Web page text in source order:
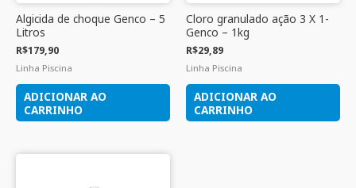
Algicida de choque Genco – 5
Litros
R$179,90
Linha Piscina
ADICIONAR AO
CARRINHO
Cloro granulado ação 3 X 1-
Genco – 1kg
R$29,89
Linha Piscina
ADICIONAR AO
CARRINHO